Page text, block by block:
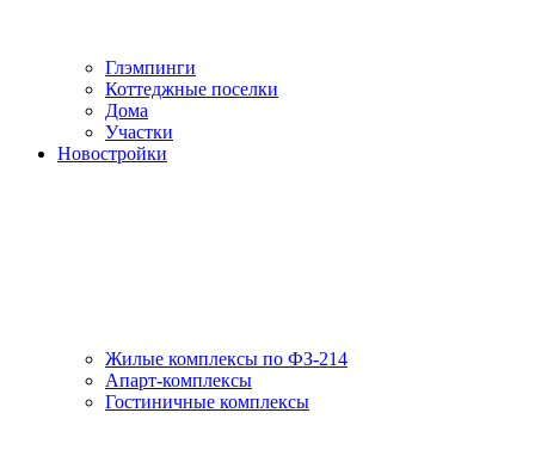
Глэмпинги
Коттеджные поселки
Дома
Участки
Новостройки
Жилые комплексы по ФЗ-214
Апарт-комплексы
Гостиничные комплексы